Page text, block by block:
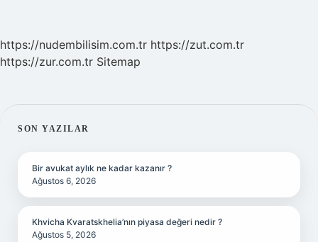
https://nudembilisim.com.tr https://zut.com.tr
https://zur.com.tr Sitemap
SIDEBAR
SON YAZILAR
Bir avukat aylık ne kadar kazanır ?
Ağustos 6, 2026
Khvicha Kvaratskhelia’nın piyasa değeri nedir ?
Ağustos 5, 2026